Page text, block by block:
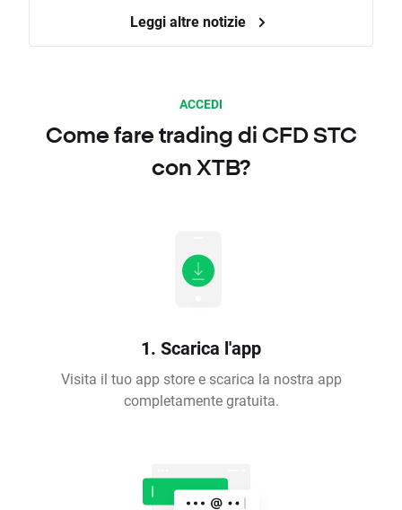
Leggi altre notizie
ACCEDI
Come fare trading di CFD STC
con XTB?
1. Scarica l'app
Visita il tuo app store e scarica la nostra app
completamente gratuita.